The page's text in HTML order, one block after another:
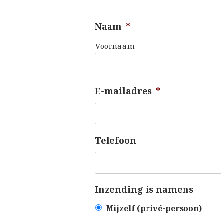
Naam *
Voornaam
E-mailadres *
Telefoon
Inzending is namens
Mijzelf (privé-persoon)